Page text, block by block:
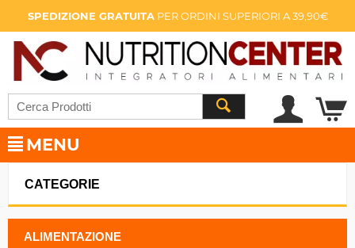
SPEDIZIONE GRATUITAPER ORDINI SUPERIORI A 39,90€
MENU
CATEGORIE
ALIMENTAZIONE